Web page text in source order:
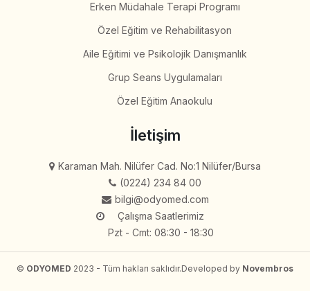
Erken Müdahale Terapi Programı
Özel Eğitim ve Rehabilitasyon
Aile Eğitimi ve Psikolojik Danışmanlık
Grup Seans Uygulamaları
Özel Eğitim Anaokulu
İletişim
Karaman Mah. Nilüfer Cad. No:1 Nilüfer/Bursa
(0224) 234 84 00
bilgi@odyomed.com
Çalışma Saatlerimiz
Pzt - Cmt: 08:30 - 18:30
© ODYOMED 2023 - Tüm hakları saklıdır.Developed by Novembros